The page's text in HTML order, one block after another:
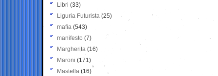
Libri (33)
Liguria Futurista (25)
mafia (543)
manifesto (7)
Margherita (16)
Maroni (171)
Mastella (16)